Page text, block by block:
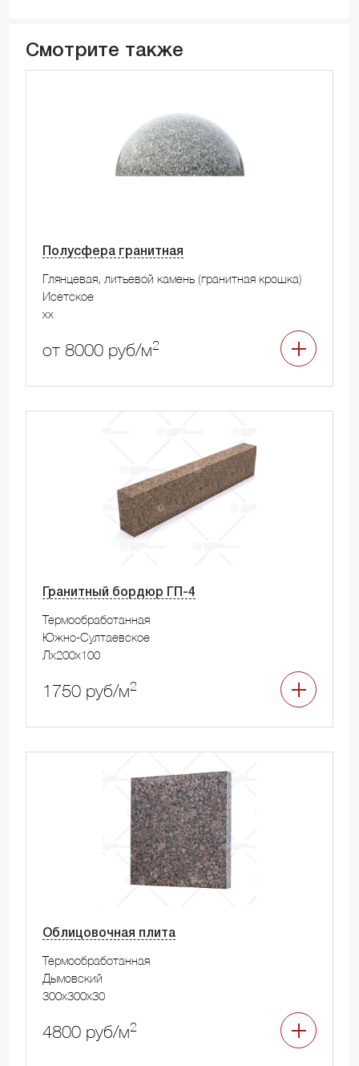
Смотрите также
Полусфера гранитная
Глянцевая, литьевой камень (гранитная крошка)
Исетское
xx
от 8000 руб/м2
Гранитный бордюр ГП-4
Термообработанная
Южно-Султаевское
Лx200x100
1750 руб/м2
Облицовочная плита
Термообработанная
Дымовский
300x300x30
4800 руб/м2